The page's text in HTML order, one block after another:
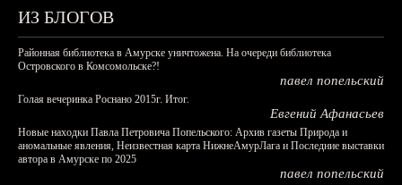
ИЗ БЛОГОВ
Районная библиотека в Амурске уничтожена. На очереди библиотека
Островского в Комсомольске?!
павел попельский
Голая вечеринка Роснано 2015г. Итог.
Евгений Афанасьев
Новые находки Павла Петровича Попельского: Архив газеты Природа и
аномальные явления, Неизвестная карта НижнеАмурЛага и Последние выставки
автора в Амурске по 2025
павел попельский